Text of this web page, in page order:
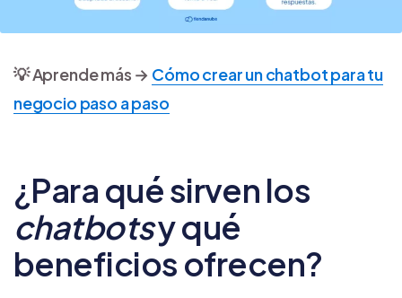
💡 Aprende más → Cómo crear un chatbot para tu
negocio paso a paso
¿Para qué sirven los
chatbotsy qué
beneficios ofrecen?